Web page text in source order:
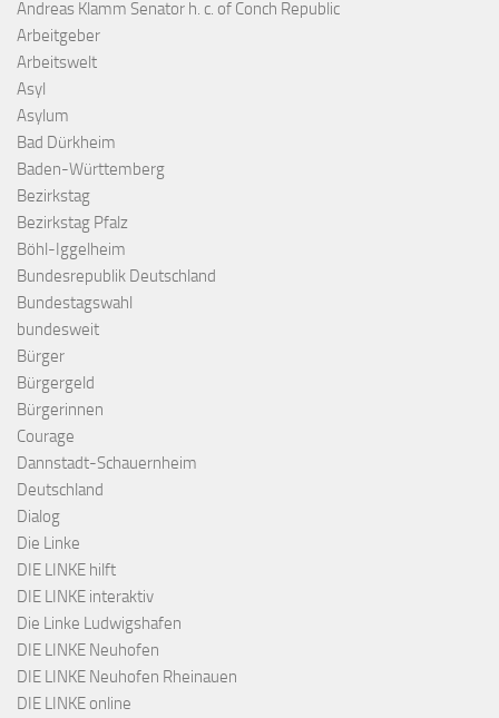
Andreas Klamm Senator h. c. of Conch Republic
Arbeitgeber
Arbeitswelt
Asyl
Asylum
Bad Dürkheim
Baden-Württemberg
Bezirkstag
Bezirkstag Pfalz
Böhl-Iggelheim
Bundesrepublik Deutschland
Bundestagswahl
bundesweit
Bürger
Bürgergeld
Bürgerinnen
Courage
Dannstadt-Schauernheim
Deutschland
Dialog
Die Linke
DIE LINKE hilft
DIE LINKE interaktiv
Die Linke Ludwigshafen
DIE LINKE Neuhofen
DIE LINKE Neuhofen Rheinauen
DIE LINKE online